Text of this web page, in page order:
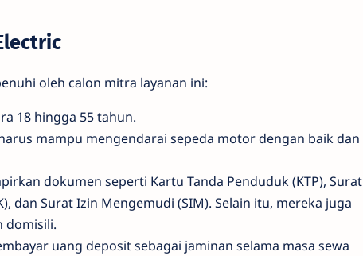
oleh calon mitra layanan ini:
18 hingga 55 tahun.
mampu mengendarai sepeda motor dengan baik dan
dokumen seperti Kartu Tanda Penduduk (KTP), Surat
dan Surat Izin Mengemudi (SIM). Selain itu, mereka juga
domisili.
uang deposit sebagai jaminan selama masa sewa